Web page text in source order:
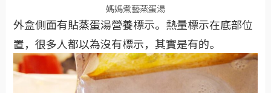
媽媽煮藝蒸蛋湯
外盒側面有貼蒸蛋湯營養標示。熱量標示在底部位
置，很多人都以為沒有標示，其實是有的。